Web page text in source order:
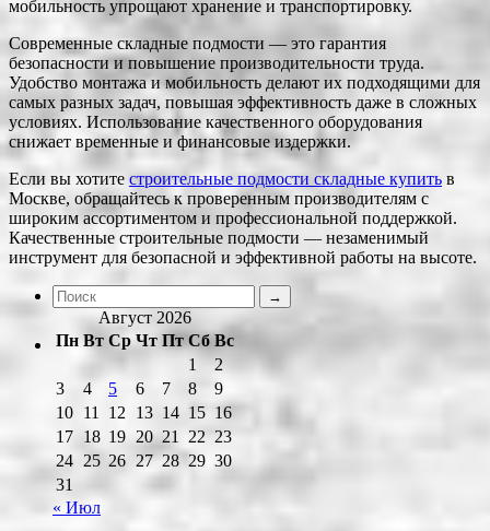
мобильность упрощают хранение и транспортировку.
Современные складные подмости — это гарантия
безопасности и повышение производительности труда.
Удобство монтажа и мобильность делают их подходящими для
самых разных задач, повышая эффективность даже в сложных
условиях. Использование качественного оборудования
снижает временные и финансовые издержки.
Если вы хотите строительные подмости складные купить в
Москве, обращайтесь к проверенным производителям с
широким ассортиментом и профессиональной поддержкой.
Качественные строительные подмости — незаменимый
инструмент для безопасной и эффективной работы на высоте.
Август 2026
Пн Вт Ср Чт Пт Сб Вс
1
2
3
4 5 6 7 8
9
10 11 12 13 14 15 16
17 18 19 20 21 22 23
24 25 26 27 28 29 30
31
« Июл